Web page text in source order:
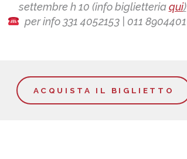
settembre h 10 (info biglietteriaqui)
per info 331 4052153 | 011 8904401
ACQUISTA IL BIGLIETTO